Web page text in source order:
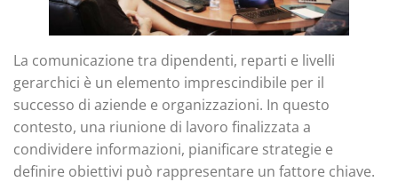
La comunicazione tra dipendenti, reparti e livelli
gerarchici è un elemento imprescindibile per il
successo di aziende e organizzazioni. In questo
contesto, una riunione di lavoro finalizzata a
condividere informazioni, pianificare strategie e
definire obiettivi può rappresentare un fattore chiave.